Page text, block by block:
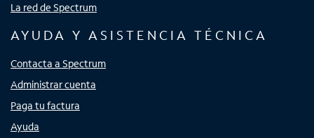
La red de Spectrum
AYUDA Y ASISTENCIA TÉCNICA
Contacta a Spectrum
Administrar cuenta
Paga tu factura
Ayuda